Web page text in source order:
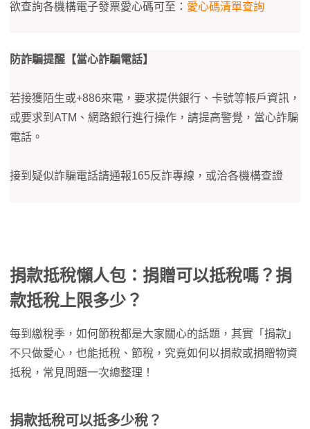
欲查詢各機構電子發票愛心碼可至： 愛心碼清單查詢
防詐騙提醒【當心詐騙電話】
若接獲陌生或+886來電，要求提供銀行、卡號等帳戶資訊，
或要求到ATM、網路銀行進行操作，請提高警覺，當心詐騙
電話。
接到疑似詐騙電話請通報165反詐專線，或洽各機構查證
捐款抵稅懶人包：捐贈可以抵稅嗎？捐
款抵稅上限多少？
每到繳稅季，如何節稅都是大家關心的話題，其實「捐款」
不只做愛心，也能抵稅、節稅，究竟如何以捐款或捐贈物資
抵稅，常見問題一次總整理！
捐款抵稅可以抵多少稅？